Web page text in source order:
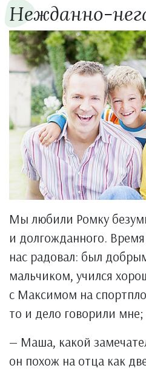
Нежданно-
Мы любили Ромку
и долгожданного.
нас радовал: был
мальчиком, учился
с Максимом на
то и дело говорили мне;
— Маша, какой
он похож на отца как